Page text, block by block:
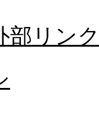
部リン